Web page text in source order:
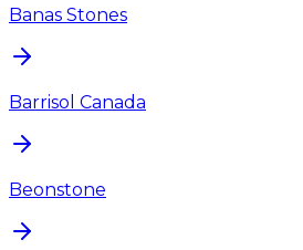
Banas Stones
Barrisol Canada
Beonstone